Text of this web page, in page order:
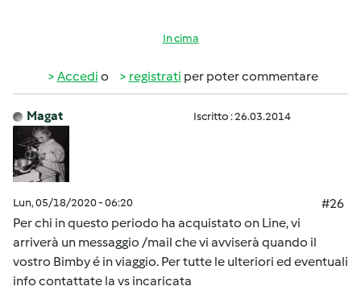
In cima
Accedi o registrati per poter commentare
Magat Iscritto : 26.03.2014
Lun, 05/18/2020 - 06:20
#26
Per chi in questo periodo ha acquistato on Line, vi
arriverà un messaggio /mail che vi avviserà quando il
vostro Bimby é in viaggio. Per tutte le ulteriori ed eventuali
info contattate la vs incaricata